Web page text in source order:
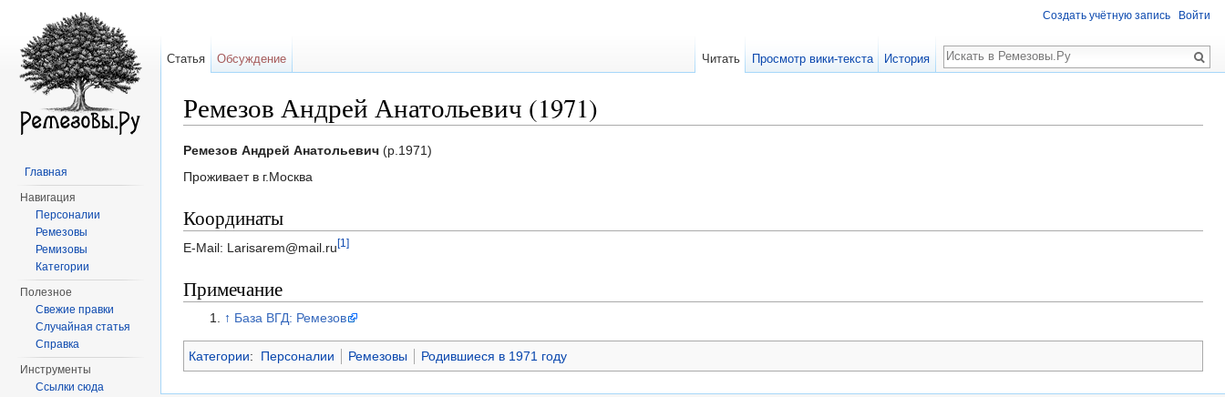
Ремезов Андрей Анатольевич (1971)
Ремезов Андрей Анатольевич (р.1971)
Проживает в г.Москва
Координаты
E-Mail: Larisarem@mail.ru[1]
Примечание
↑ База ВГД: Ремезов
Категории: Персоналии Ремезовы Родившиеся в 1971 году
Создать учётную запись Войти
Статья Обсуждение Читать Просмотр вики-текста История
Поиск
Главная
Навигация
Персоналии
Ремезовы
Ремизовы
Категории
Полезное
Свежие правки
Случайная статья
Справка
Инструменты
Ссылки сюда